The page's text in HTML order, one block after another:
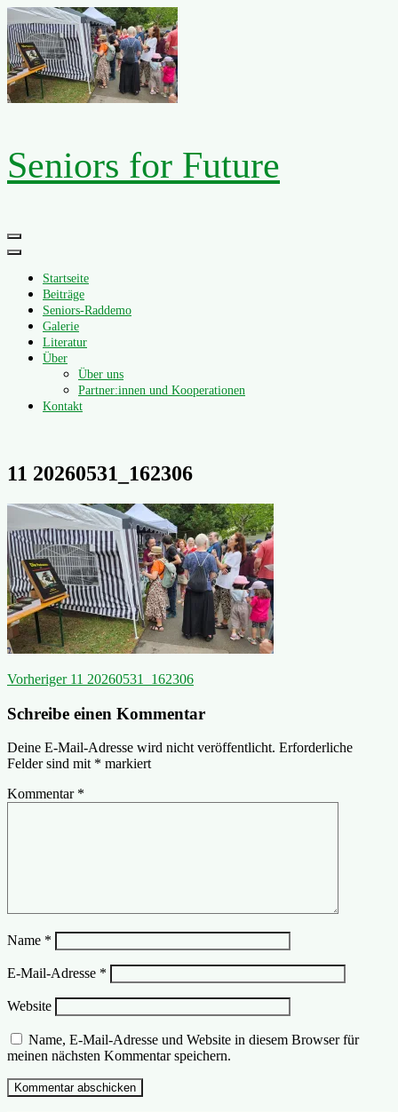
Zum
Inhalt
springen
Seniors for Future
Primäres
Menü
Startseite
Beiträge
Seniors-Raddemo
Galerie
Literatur
Über
Über uns
Partner:innen und Kooperationen
Kontakt
11 20260531_162306
Beitragsnavigation
Vorheriger Vorheriger
11 20260531_162306
Schreibe einen Kommentar
Deine E-Mail-Adresse wird nicht veröffentlicht. Erforderliche
Felder sind mit * markiert
Kommentar *
Name *
E-Mail-Adresse *
Website
Name, E-Mail-Adresse und Website in diesem Browser für
meinen nächsten Kommentar speichern.